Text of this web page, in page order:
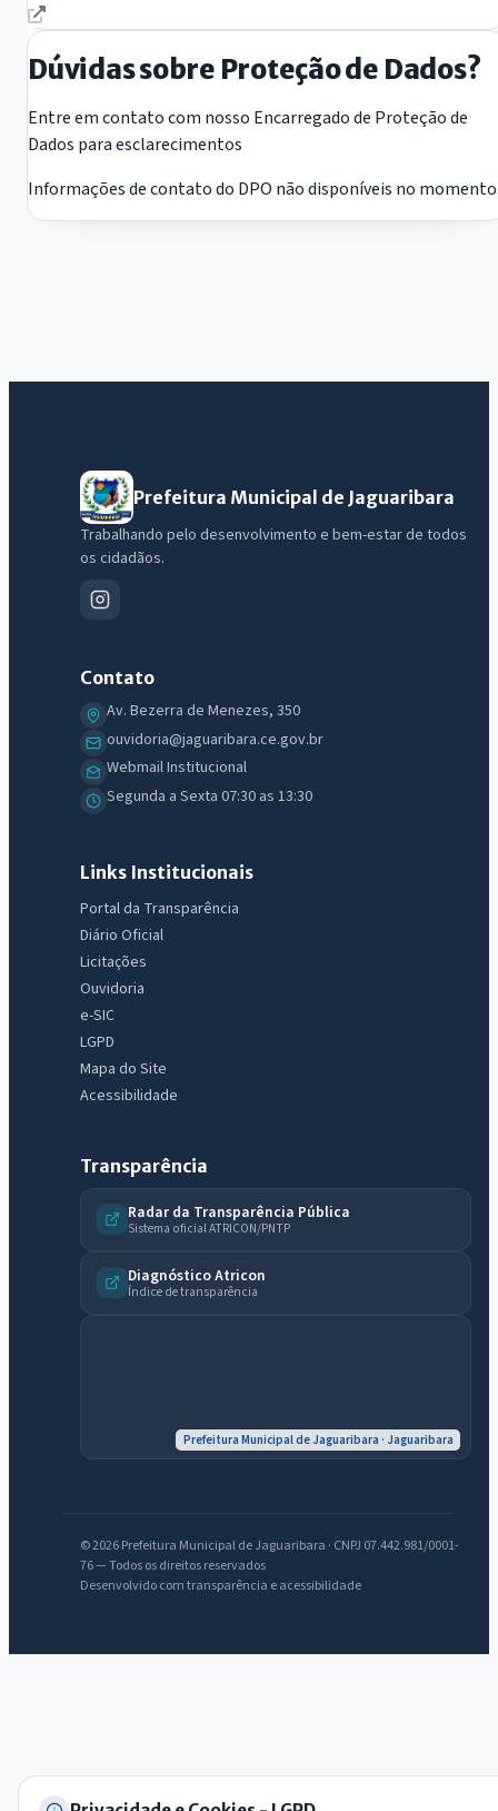
Dúvidas sobre Proteção de Dados?
Entre em contato com nosso Encarregado de Proteção de
Dados para esclarecimentos
Informações de contato do DPO não disponíveis no
Prefeitura Municipal de Jaguaribara
Trabalhando pelo desenvolvimento e bem-estar de todos
os cidadãos.
Contato
Av. Bezerra de Menezes, 350
ouvidoria@jaguaribara.ce.gov.br
Webmail Institucional
Segunda a Sexta 07:30 as 13:30
Links Institucionais
Portal da Transparência
Diário Oficial
Licitações
Ouvidoria
e-SIC
LGPD
Mapa do Site
Acessibilidade
Transparência
Radar da Transparência Pública
Sistema oficial ATRICON/PNTP
Diagnóstico Atricon
Índice de transparência
Prefeitura Municipal de Jaguaribara · Jaguaribara
© 2026 Prefeitura Municipal de Jaguaribara · CNPJ 07.442.981/0001-
76 — Todos os direitos reservados
Desenvolvido com transparência e acessibilidade
IntGest AI
Olá. Pergunte sobre serviços, notícias, legislação, Diário Oficial,
licitações, estrutura ou transparência do município.